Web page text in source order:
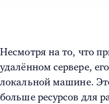
Несмотря на то, что
удалённом сервере,
локальной машине.
больше ресурсов для